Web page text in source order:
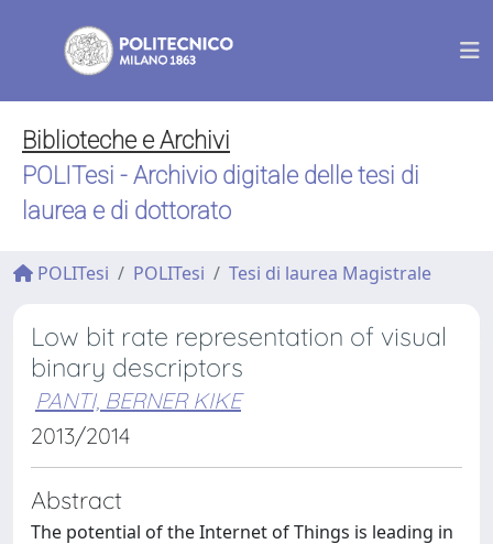
Biblioteche e Archivi
POLITesi - Archivio digitale delle tesi di
laurea e di dottorato
POLITesi POLITesi Tesi di laurea Magistrale
Low bit rate representation of visual
binary descriptors
PANTI, BERNER KIKE
2013/2014
Abstract
The potential of the Internet of Things is leading in